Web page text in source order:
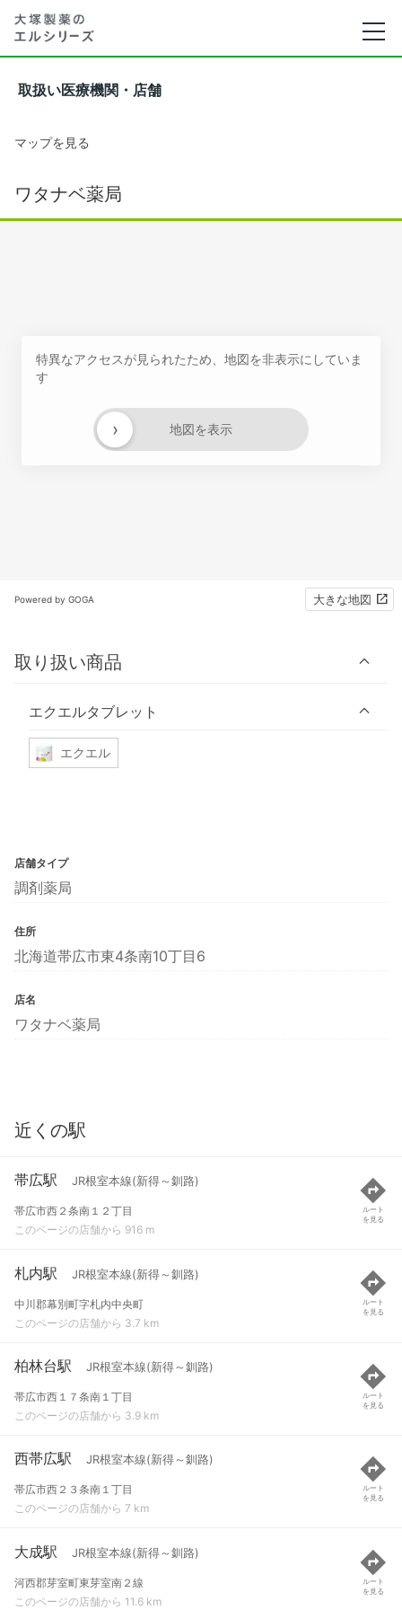
取扱い医療機関・店舗
マップを見る
ワタナベ薬局
特異なアクセスが見られたため、地図を非表示にしていま
す
地図を表示
›
Powered by GOGA 大きな地図
取り扱い商品
エクエルタブレット
エクエル
店舗タイプ
調剤薬局
住所
北海道帯広市東4条南10丁目6
店名
ワタナベ薬局
近くの駅
帯広駅 JR根室本線(新得～釧路)
帯広市西２条南１２丁目
このページの店舗から 916 m
ルート
を見る
札内駅 JR根室本線(新得～釧路)
中川郡幕別町字札内中央町
このページの店舗から 3.7 km
ルート
を見る
柏林台駅 JR根室本線(新得～釧路)
帯広市西１７条南１丁目
このページの店舗から 3.9 km
ルート
を見る
西帯広駅 JR根室本線(新得～釧路)
帯広市西２３条南１丁目
このページの店舗から 7 km
ルート
を見る
大成駅 JR根室本線(新得～釧路)
河西郡芽室町東芽室南２線
このページの店舗から 11.6 km
ルート
を見る